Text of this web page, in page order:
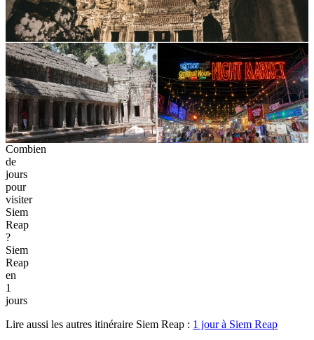
Combien
de
jours
pour
visiter
Siem
Reap
?
Siem
Reap
en
1
jours
Lire aussi les autres itinéraire Siem Reap : 1 jour à Siem Reap